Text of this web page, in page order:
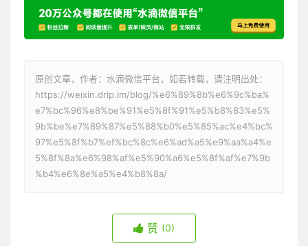
原创文章，作者：水滴微信平台，如若转载，请注明出处：
https://weixin.drip.im/blog/%e6%89%8b%e6%9c%ba%
e7%bc%96%e8%be%91%e5%8f%91%e5%b8%83%e5%
9b%be%e7%89%87%e5%88%b0%e5%85%ac%e4%bc%
97%e5%8f%b7%ef%bc%8c%e6%ad%a5%e9%aa%a4%e
5%8f%8a%e6%98%af%e5%90%a6%e5%8f%af%e7%9b
%b4%e6%8e%a5%e4%b8%8a/
赞 (0)